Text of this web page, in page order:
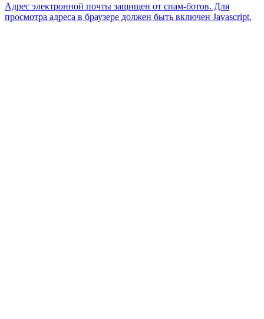
Адрес электронной почты защищен от спам-ботов. Для
просмотра адреса в браузере должен быть включен Javascript.